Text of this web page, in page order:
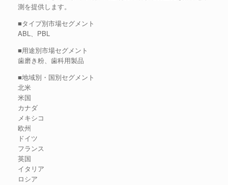
測を提供します。
■タイプ別市場セグメント
ABL、PBL
■用途別市場セグメント
歯磨き粉、歯科用製品
■地域別・国別セグメント
北米
米国
カナダ
メキシコ
欧州
ドイツ
フランス
英国
イタリア
ロシア